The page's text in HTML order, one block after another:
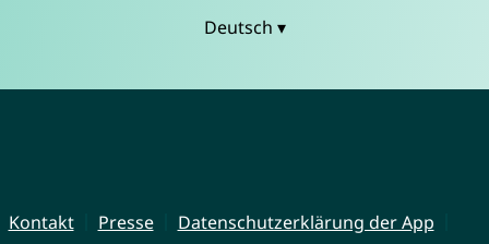
Deutsch ▾
Kontakt Presse
Datenschutzerklärung der App